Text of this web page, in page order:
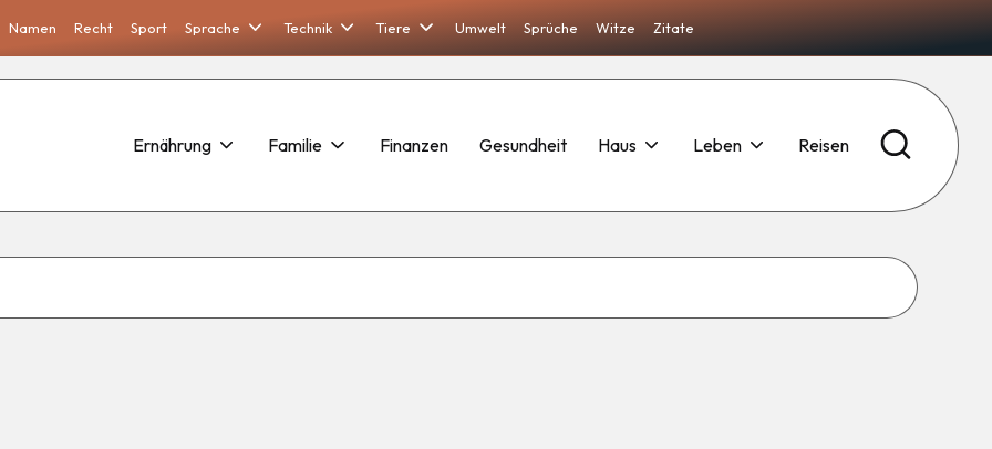
Namen Recht Sport Sprache Technik Tiere Umwelt Sprüche Witze Zitate
Ernährung Familie Finanzen Gesundheit Haus Leben Reisen